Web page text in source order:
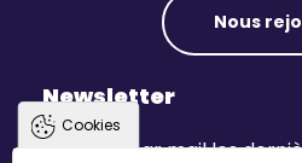
Nous
Newsletter
Recevez par mail les
Cookies